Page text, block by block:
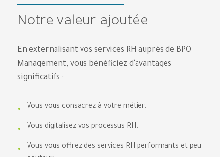
Notre valeur ajoutée
En externalisant vos services RH auprès de BPO
Management, vous bénéficiez d'avantages
significatifs :
Vous vous consacrez à votre métier.
Vous digitalisez vos processus RH.
Vous vous offrez des services RH performants et peu